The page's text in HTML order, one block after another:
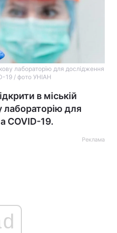
лабораторію для дослідження
19 / фото УНІАН
в міській
лабораторію для
COVID-19.
Реклама